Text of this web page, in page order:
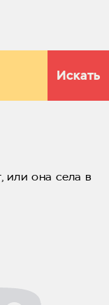
Искать
или она села в